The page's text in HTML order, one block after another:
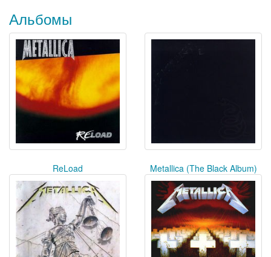
Альбомы
ReLoad Metallica (The Black Album)